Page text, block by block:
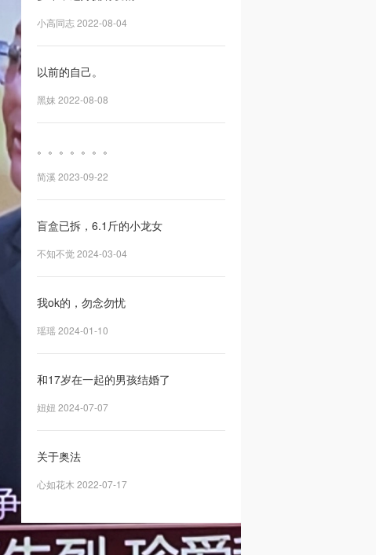
小高同志 2022-08-04
以前的自己。
黑妹 2022-08-08
。。。。。。。
简溪 2023-09-22
盲盒已拆，6.1斤的小龙女
不知不觉 2024-03-04
我ok的，勿念勿忧
瑶瑶 2024-01-10
和17岁在一起的男孩结婚了
妞妞 2024-07-07
关于奥法
心如花木 2022-07-17